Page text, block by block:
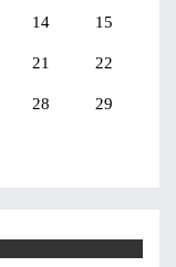
14 15
21 22
28 29